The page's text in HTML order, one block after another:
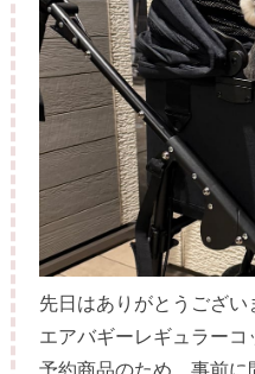
先日はありがとうござい
エアバギーレギュラーコ